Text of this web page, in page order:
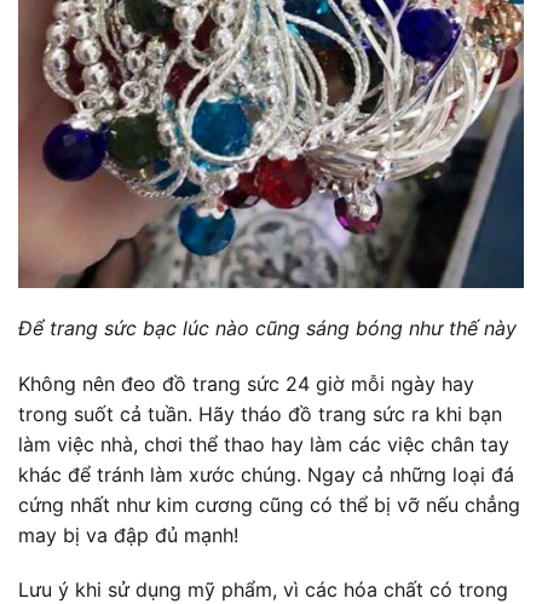
Để trang sức bạc lúc nào cũng sáng bóng như thế này
Không nên đeo đồ trang sức 24 giờ mỗi ngày hay
trong suốt cả tuần. Hãy tháo đồ trang sức ra khi bạn
làm việc nhà, chơi thể thao hay làm các việc chân tay
khác để tránh làm xước chúng. Ngay cả những loại đá
cứng nhất như kim cương cũng có thể bị vỡ nếu chẳng
may bị va đập đủ mạnh!
Lưu ý khi sử dụng mỹ phẩm, vì các hóa chất có trong